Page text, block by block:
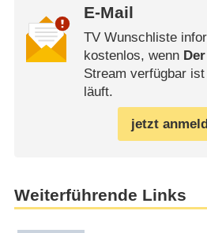
E-Mail
TV Wunschliste
kostenlos, wenn
Stream verfügbar
läuft.
jetzt
Weiterführende Links